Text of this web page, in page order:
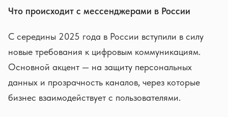
Что происходит с мессенджерами в России
С середины 2025 года в России вступили в силу
новые требования к цифровым коммуникациям.
Основной акцент — на защиту персональных
данных и прозрачность каналов, через которые
бизнес взаимодействует с пользователями.